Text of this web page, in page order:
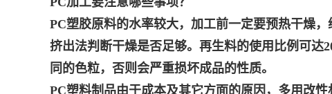
PC塑胶原料的水率较大，加工前一定要预热干燥
挤出法判断干燥是否足够。再生料的使用比例可
同的色粒，否则会严重损坏成品的性质。
PC塑料制品由于成本及其它方面的原因，多用改